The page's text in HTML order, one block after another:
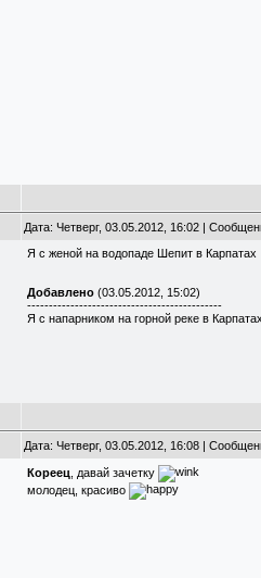
Дата: Четверг, 03.05.2012, 16:02 |
Я с женой на водопаде Шепит в Карпатах
Добавлено (03.05.2012, 15:02)
---------------------------------------------
Я с напарником на горной реке в
Дата: Четверг, 03.05.2012, 16:08 |
Кореец , давай зачетку
молодец, красиво